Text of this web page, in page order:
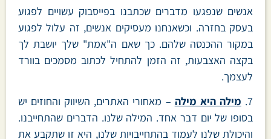
אנשים שנפגעו מדברים שכתבנו בפייסבוק עשויים לפגוע
בעסק בחזרה. וכשאנחנו מעסיקים אנשים, זה עלול לפגוע
במקור ההכנסה שלהם. כך שאם ה"אמת" שלך יושבת לך
בקצה האצבעות, זה הזמן להתחיל לכתוב מסמכים בוורד
לעצמך.
7. מילה היא מילה – מאחורי האתרים, השיווק והחוזים יש
בסופו של יום דבר אחד. המילה שלנו. הדברים שהתחייבנו.
והיכולת שלנו לעמוד בהתחייבויות שלנו, היא זו שתקבע את